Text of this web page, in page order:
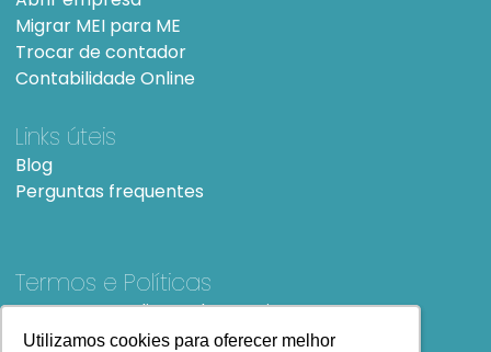
Utilizamos cookies para oferecer melhor
Utilizamos cookies para oferecer melhor
Migrar MEI para ME
Trocar de contador
Contabilidade Online
Links úteis
Blog
Perguntas frequentes
Termos e Políticas
Termos e condições de UsoSiteMap